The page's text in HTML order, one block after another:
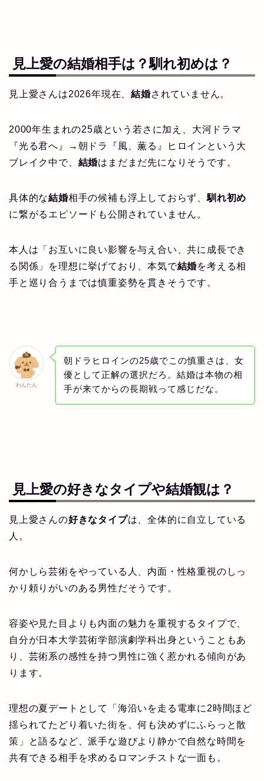
見上愛の結婚相手は？馴れ初めは？
見上愛さんは2026年現在、結婚されていません。
2000年生まれの25歳という若さに加え、大河ドラマ
『光る君へ』→朝ドラ『風、薫る』ヒロインという大
ブレイク中で、 結婚はまだまだ先になりそうです。
具体的な結婚相手の候補も浮上しておらず、馴れ初め
に繋がるエピソードも公開されていません。
本人は「お互いに良い影響を与え合い、共に成長でき
る関係」を理想に挙げており、本気で結婚を考える相
手と巡り合うまでは慎重姿勢を貫きそうです。
わんたん
朝ドラヒロインの25歳でこの慎重さは、女
優として正解の選択だろ。結婚は本物の相
手が来てからの長期戦って感じだな。
見上愛の好きなタイプや結婚観は？
見上愛さんの好きなタイプは、全体的に自立している
人。
何かしら芸術をやっている人、内面・性格重視のしっ
かり頼りがいのある男性だそうです。
容姿や見た目よりも内面の魅力を重視するタイプで、
自分が日本大学芸術学部演劇学科出身ということもあ
り、芸術系の感性を持つ男性に強く惹かれる傾向があ
ります。
理想の夏デートとして「海沿いを走る電車に2時間ほど
揺られてたどり着いた街を、何も決めずにふらっと散
策」と語るなど、派手な遊びより静かで自然な時間を
共有できる相手を求めるロマンチストな一面も。